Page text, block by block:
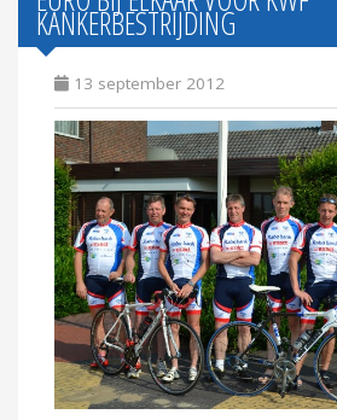
KANKERBESTRIJDING
13 september 2012